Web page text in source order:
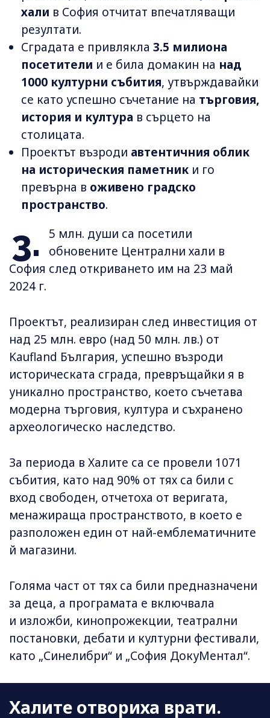
хали в София отчитат впечатляващи
резултати.
Сградата е привлякла 3.5 милиона
посетители и е била домакин на над
1000 културни събития, утвърждавайки
се като успешно съчетание на търговия,
история и култура в сърцето на
столицата.
Проектът възроди автентичния облик
на историческия паметник и го
превърна в оживено градско
пространство.
3.
5 млн. души са посетили
обновените Централни хали в
София след откриването им на 23 май
2024 г.
Проектът, реализиран след инвестиция от
над 25 млн. евро (над 50 млн. лв.) от
Kaufland България, успешно възроди
историческата сграда, превръщайки я в
уникално пространство, което съчетава
модерна търговия, култура и съхранено
археологическо наследство.
За периода в Халите са се провели 1071
събития, като над 90% от тях са били с
вход свободен, отчетоха от веригата,
менажираща пространството, в което е
разположен един от най-емблематичните
й магазини.
Голяма част от тях са били предназначени
за деца, а програмата е включвала
и изложби, кинопрожекции, театрални
постановки, дебати и културни фестивали,
като „Синелибри“ и „София ДокуМентал“.
Халите отвориха врати.